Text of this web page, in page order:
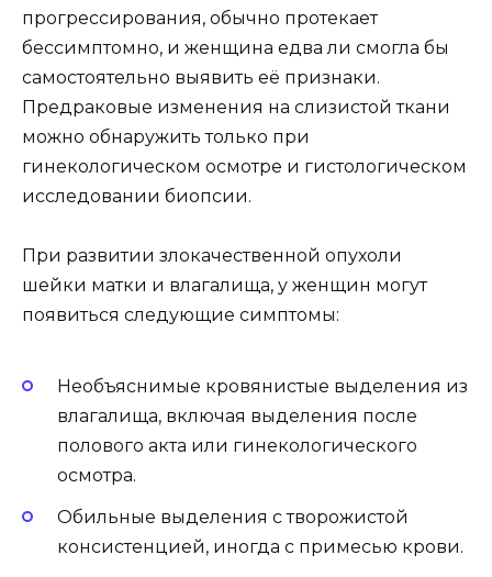
прогрессирования, обычно протекает
бессимптомно, и женщина едва ли смогла бы
самостоятельно выявить её признаки.
Предраковые изменения на слизистой ткани
можно обнаружить только при
гинекологическом осмотре и гистологическом
исследовании биопсии.
При развитии злокачественной опухоли
шейки матки и влагалища, у женщин могут
появиться следующие симптомы:
Необъяснимые кровянистые выделения из
влагалища, включая выделения после
полового акта или гинекологического
осмотра.
Обильные выделения с творожистой
консистенцией, иногда с примесью крови.